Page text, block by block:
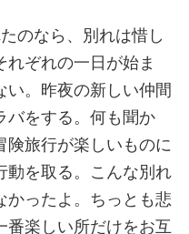
のなら、別れは惜し
れぞれの一日が始ま
い。昨夜の新しい仲間
バをする。何も聞か
険旅行が楽しいものに
動を取る。こんな別れ
かったよ。ちっとも悲
番楽しい所だけをお互